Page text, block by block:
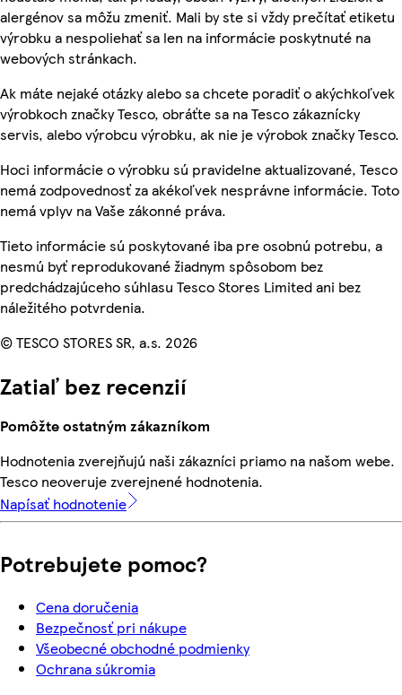
alergénov sa môžu zmeniť. Mali by ste si vždy prečítať etiketu
výrobku a nespoliehať sa len na informácie poskytnuté na
webových stránkach.
Ak máte nejaké otázky alebo sa chcete poradiť o akýchkoľvek
výrobkoch značky Tesco, obráťte sa na Tesco zákaznícky
servis, alebo výrobcu výrobku, ak nie je výrobok značky Tesco.
Hoci informácie o výrobku sú pravidelne aktualizované, Tesco
nemá zodpovednosť za akékoľvek nesprávne informácie. Toto
nemá vplyv na Vaše zákonné práva.
Tieto informácie sú poskytované iba pre osobnú potrebu, a
nesmú byť reprodukované žiadnym spôsobom bez
predchádzajúceho súhlasu Tesco Stores Limited ani bez
náležitého potvrdenia.
© TESCO STORES SR, a.s. 2026
Zatiaľ bez recenzií
Pomôžte ostatným zákazníkom
Hodnotenia zverejňujú naši zákazníci priamo na našom webe.
Tesco neoveruje zverejnené hodnotenia.
Napísať hodnotenie
Potrebujete pomoc?
Cena doručenia
Bezpečnosť pri nákupe
Všeobecné obchodné podmienky
Ochrana súkromia